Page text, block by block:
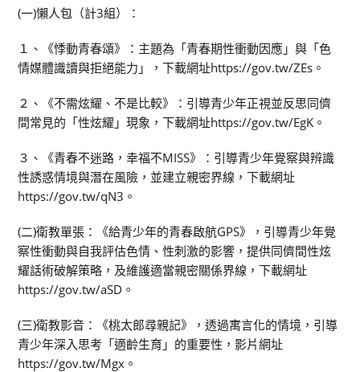
(一)懶人包（計3組）：
１、《悸動青春頌》：主題為「青春期性衝動因應」與「色
情媒體識讀與拒絕能力」，下載網址https://gov.tw/ZEs。
２、《不需炫耀、不是比較》：引導青少年正視並反思同儕
間常見的「性炫耀」現象，下載網址https://gov.tw/EgK。
３、《青春不迷路，幸福不MISS》：引導青少年覺察與辨識
性誘惑情境與潛在風險，並建立親密界線，下載網址
https://gov.tw/qN3。
(二)衛教單張：《給青少年的青春啟航GPS》，引導青少年覺
察性衝動與自我評估色情、性刺激的影響，提供同儕間性炫
耀話術破解策略，及維護適當親密關係界線，下載網址
https://gov.tw/aSD。
(三)衛教影音：《桃太郎尋親記》，透過寓言化的情境，引導
青少年深入思考「適齡生育」的重要性，影片網址
https://gov.tw/Mgx。